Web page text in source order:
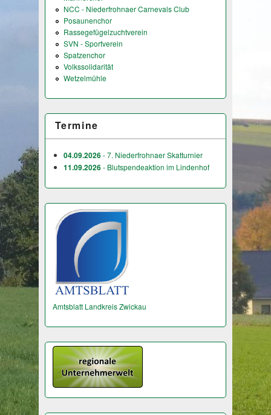
NCC - Niederfrohnaer Carnevals Club
Posaunenchor
Rassegefügelzuchtverein
SVN - Sportverein
Spatzenchor
Volkssolidarität
Wetzelmühle
Termine
04.09.2026- 7. Niederfrohnaer Skatturnier
11.09.2026- Blutspendeaktion im Lindenhof
Amtsblatt Landkreis Zwickau